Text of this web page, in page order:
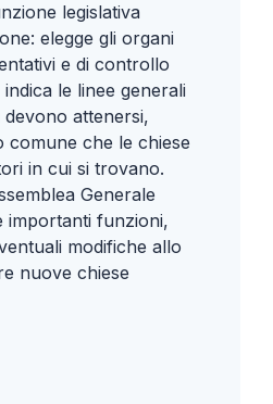
legislativa
elegge gli organi
e di controllo
indica le linee generali
attenersi,
comune che le chiese
in cui si trovano.
Generale
importanti funzioni,
modifiche allo
nuove chiese